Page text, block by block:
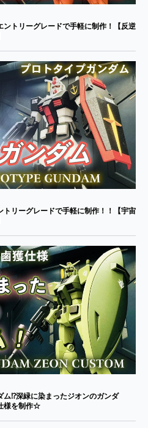
ントリーグレードで手軽に制作！【反逆
トリーグレードで手軽に制作！！【宇宙
ム⁉深緑に染まったジオンのガンダ
様を制作☆